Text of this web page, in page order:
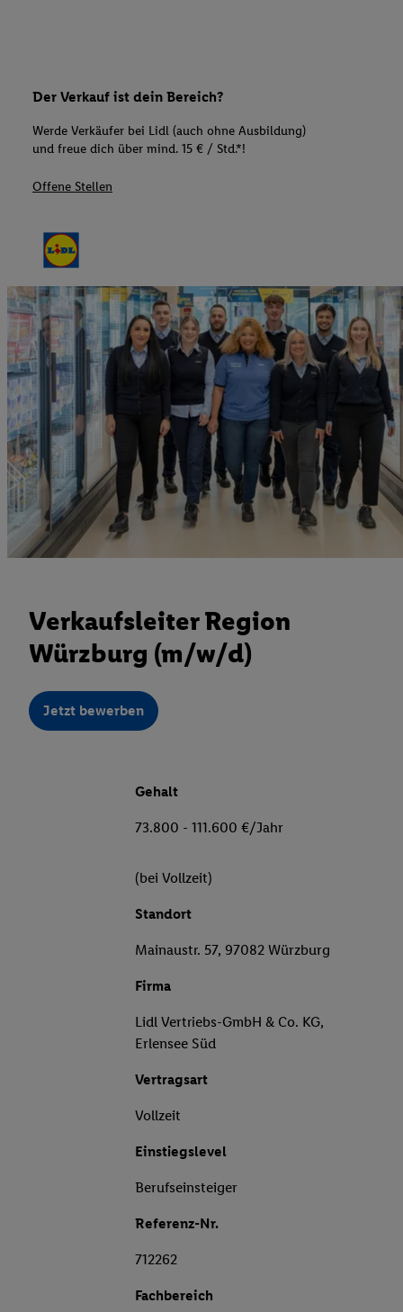
Der Verkauf ist dein Bereich?
Werde Verkäufer bei Lidl (auch ohne Ausbildung)
und freue dich über mind. 15 € / Std.*!
Offene Stellen
Verkaufsleiter Region
Würzburg (m/w/d)
Jetzt bewerben
Gehalt
73.800 - 111.600 €/Jahr
(bei Vollzeit)
Standort
Mainaustr. 57, 97082 Würzburg
Firma
Lidl Vertriebs-GmbH & Co. KG,
Erlensee Süd
Vertragsart
Vollzeit
Einstiegslevel
Berufseinsteiger
Referenz-Nr.
712262
Fachbereich